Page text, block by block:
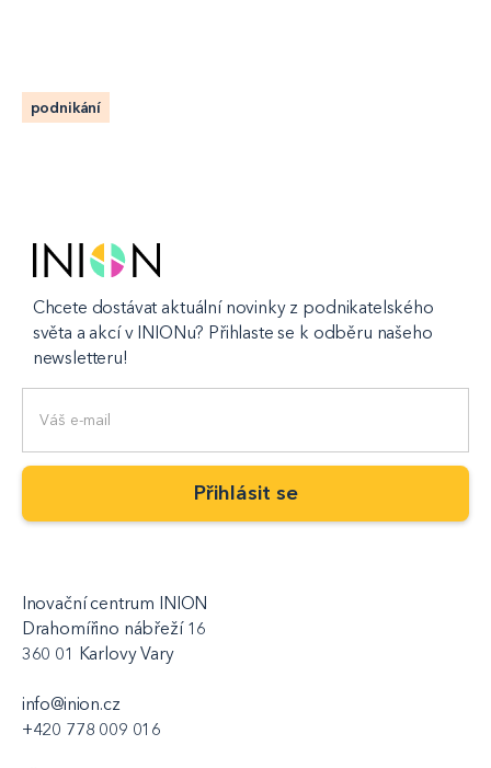
podnikání
Chcete dostávat aktuální novinky z podnikatelského
světa a akcí v INIONu? Přihlaste se k odběru našeho
newsletteru!
Inovační centrum INION
Drahomířino nábřeží 16
360 01 Karlovy Vary
info@inion.cz
+420 778 009 016